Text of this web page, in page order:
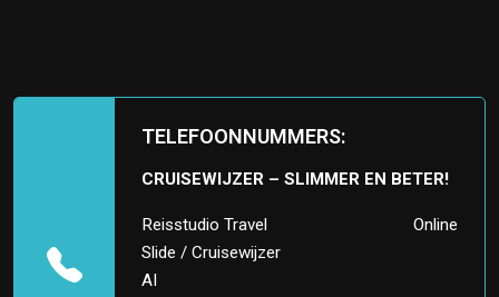
TELEFOONNUMMERS:
CRUISEWIJZER – SLIMMER EN BETER!
Reisstudio Travel
Slide / Cruisewijzer
AI
Online